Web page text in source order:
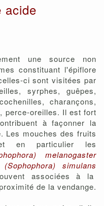
acide
une source non
constituant l'épiflore
ci sont visitées par
syrphes, guêpes,
charançons,
perce-oreilles. Il est fort
à façonner la
Les mouches des fruits
en particulier les
melanogaster
(Sophophora)simulans
associées à la
de la vendange.